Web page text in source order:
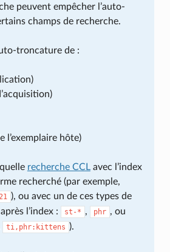
peuvent empêcher l’auto-
champs de recherche.
troncature de :
l’exemplaire hôte)
recherche CCLavec l’index
recherché (par exemple,
), ou avec un de ces types de
l’index :
st-* , phr , ou
ti,phr:kittens ).